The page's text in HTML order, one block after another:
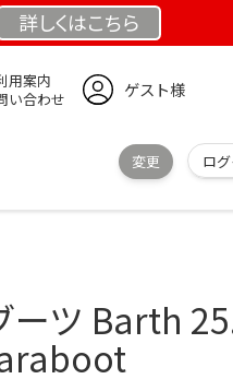
詳しくはこちら
用案内
い合わせ
ゲスト様
変更 ロ
ツ Barth